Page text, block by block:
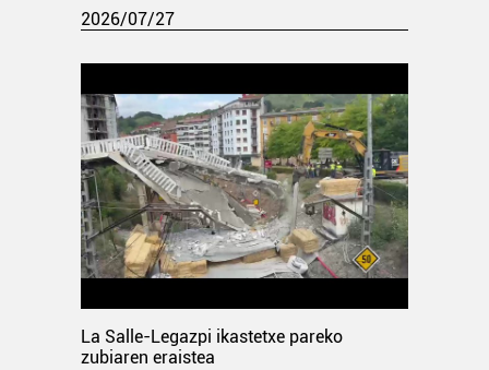
2026/07/27
La Salle-Legazpi ikastetxe pareko
zubiaren eraistea